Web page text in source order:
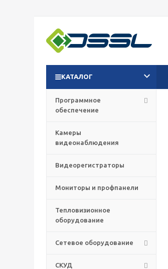
КАТАЛОГ
Программное
обеспечение
Камеры
видеонаблюдения
Видеорегистраторы
Мониторы и профпанели
Тепловизионное
оборудование
Сетевое оборудование
СКУД